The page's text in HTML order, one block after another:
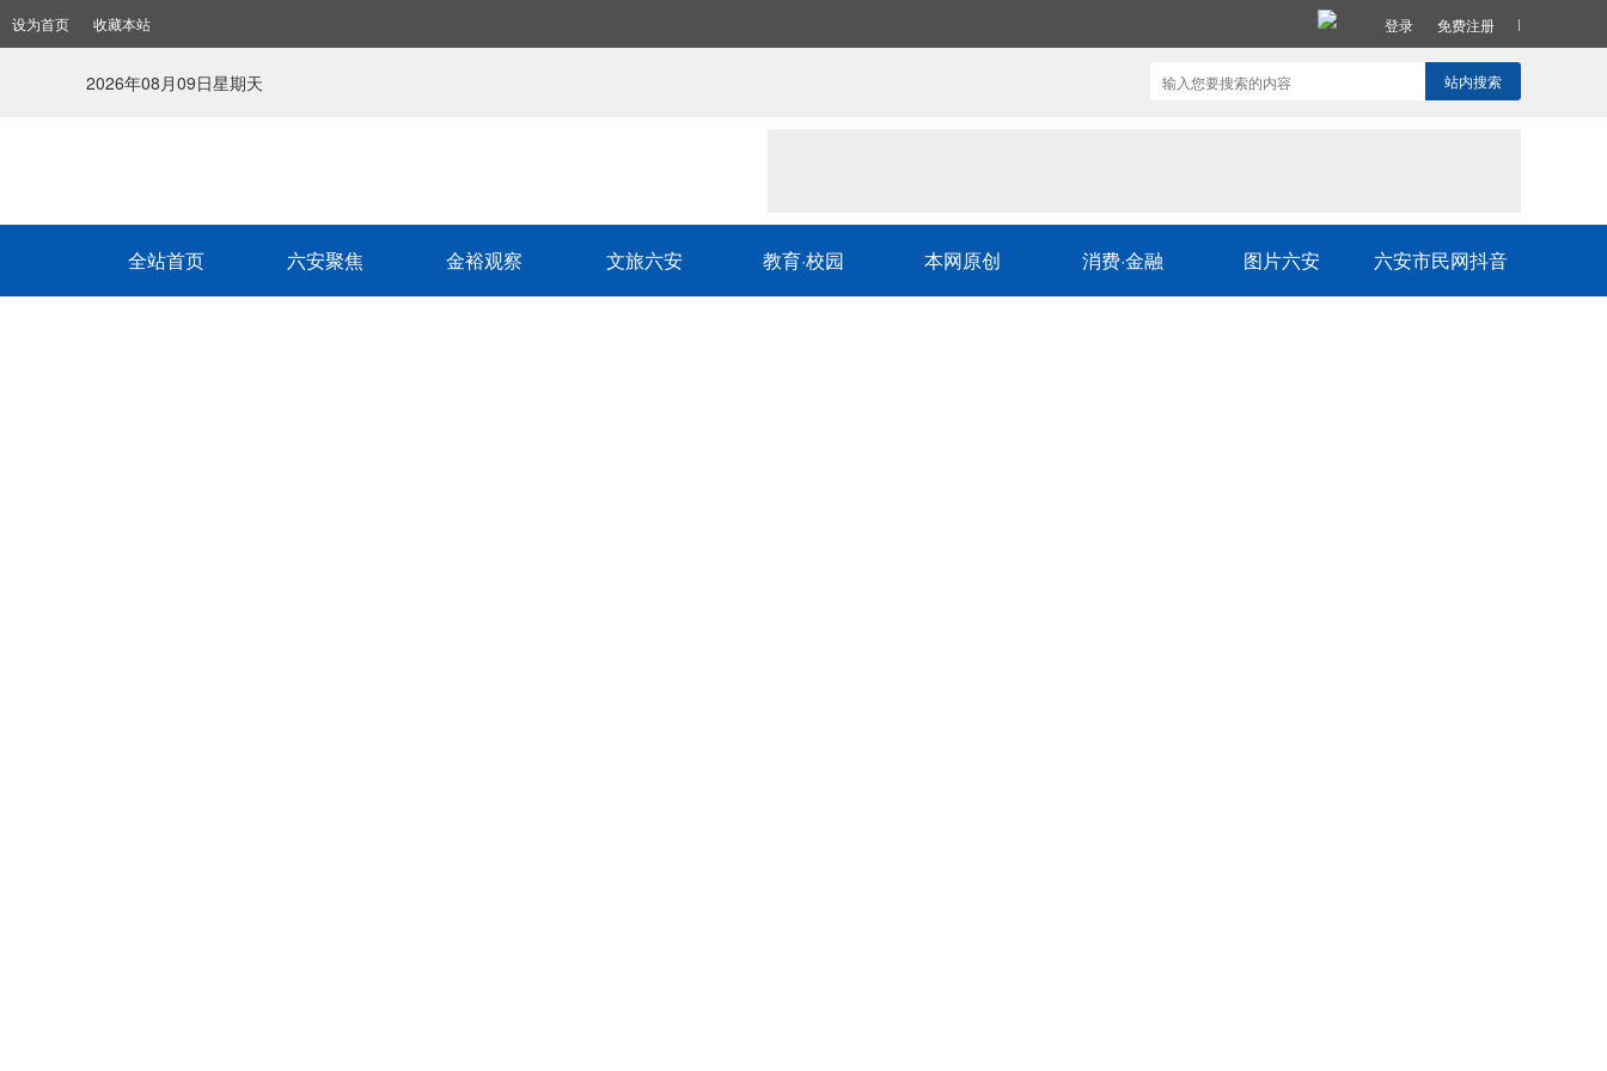
设为首页 收藏本站 登录 免费注册
2026年08月09日星期天 站内搜索
全站首页 六安聚焦 金裕观察 文旅六安 教育·校园 本网原创 消费·金融 图片六安 六安市民网抖音